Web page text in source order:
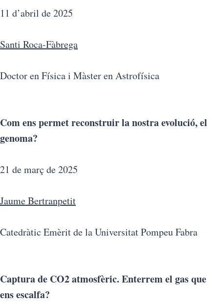
11 d’abril de 2025
Santi Roca-Fàbrega
Doctor en Física i Màster en Astrofísica
Com ens permet reconstruir la nostra evolució, el
genoma?
21 de març de 2025
Jaume Bertranpetit
Catedràtic Emèrit de la Universitat Pompeu Fabra
Captura de CO2 atmosfèric. Enterrem el gas que
ens escalfa?